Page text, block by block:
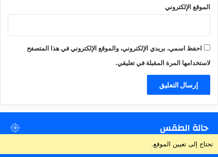
الموقع الإلكتروني
احفظ اسمي، بريدي الإلكتروني، والموقع الإلكتروني في هذا المتصفح
لاستخدامها المرة المقبلة في تعليقي.
حالة الطقس
تحتاج إلى تعيين الموقع.